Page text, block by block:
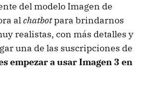
del modelo Imagen de
alchatbotpara brindarnos
realistas, con más detalles y
una de las suscripciones de
empezar a usar Imagen 3 en